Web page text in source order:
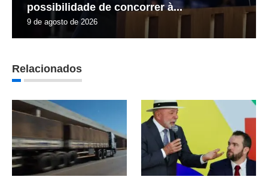
possibilidade de concorrer à...
9 de agosto de 2026
Relacionados